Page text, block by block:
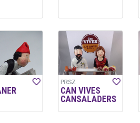
PRSZ
CAN VIVES
CANSALADERS